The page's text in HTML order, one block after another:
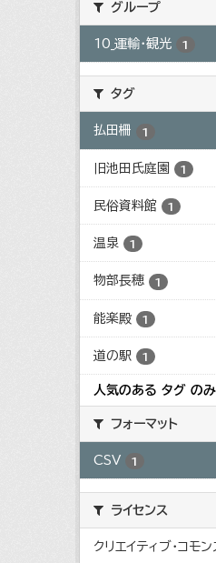
グループ
10_運輸・観光 1
タグ
払田柵 1
旧池田氏庭園 1
民俗資料館 1
温泉 1
物部長穂 1
能楽殿 1
道の駅 1
人気のある タグ の
フォーマット
CSV 1
ライセンス
クリエイティブ・コモ